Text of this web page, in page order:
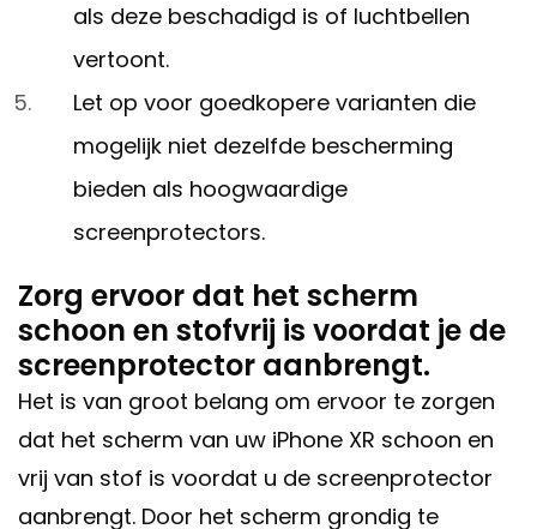
als deze beschadigd is of luchtbellen
vertoont.
Let op voor goedkopere varianten die
mogelijk niet dezelfde bescherming
bieden als hoogwaardige
screenprotectors.
Zorg ervoor dat het scherm
schoon en stofvrij is voordat je de
screenprotector aanbrengt.
Het is van groot belang om ervoor te zorgen
dat het scherm van uw iPhone XR schoon en
vrij van stof is voordat u de screenprotector
aanbrengt. Door het scherm grondig te